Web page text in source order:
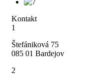
Kontakt
1
Štefániková 75
085 01 Bardejov
2